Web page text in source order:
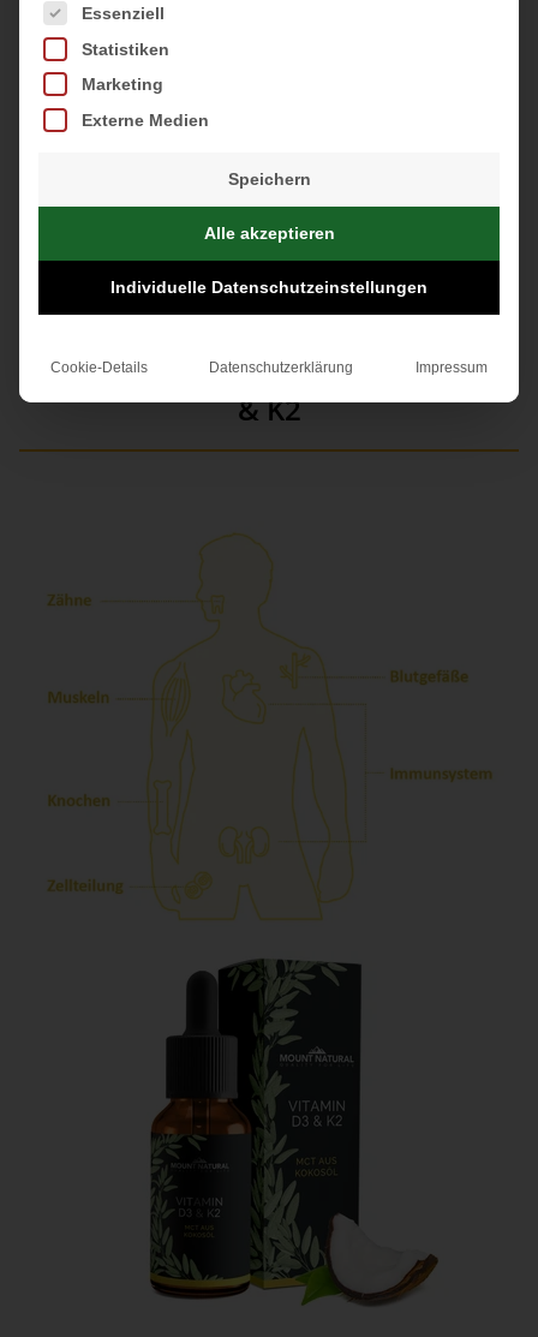
Jetzt einkaufen
Natürliches Power-Duo: Vitamin D3
& K2
Es folgt eine Liste der Service-Gruppen, für die eine
Essenziell
Statistiken
Marketing
Externe Medien
Speichern
Alle akzeptieren
Individuelle Datenschutzeinstellungen
Cookie-Details Datenschutzerklärung Impressum